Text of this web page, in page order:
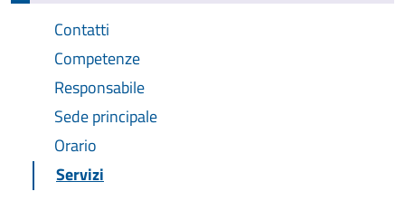
Contatti
Competenze
Responsabile
Sede principale
Orario
Servizi